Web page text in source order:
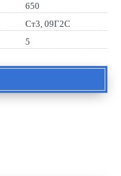
650
Ст3, 09Г2С
5